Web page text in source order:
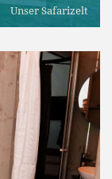
Unser Safarizelt